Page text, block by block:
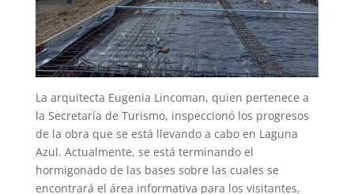
La arquitecta Eugenia Lincoman, quien pertenece a
la Secretaría de Turismo, inspeccionó los progresos
de la obra que se está llevando a cabo en Laguna
Azul. Actualmente, se está terminando el
hormigonado de las bases sobre las cuales se
encontrará el área informativa para los visitantes,